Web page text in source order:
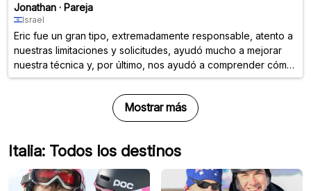
Jonathan · Pareja
Israel
Eric fue un gran tipo, extremadamente responsable, atento a
nuestras limitaciones y solicitudes, ayudó mucho a mejorar
nuestra técnica y, por último, nos ayudó a comprender cómo
analizar qué debemos hacer cuando nos encontramos con
algunas características únicas del terreno.
Mostrar más
Italia: Todos los destinos